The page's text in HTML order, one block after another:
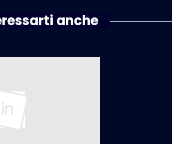
anche